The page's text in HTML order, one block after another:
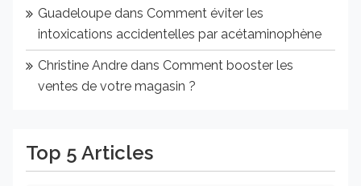
Guadeloupe dans Comment éviter les
intoxications accidentelles par acétaminophène
Christine Andre dans Comment booster les
ventes de votre magasin ?
Top 5 Articles